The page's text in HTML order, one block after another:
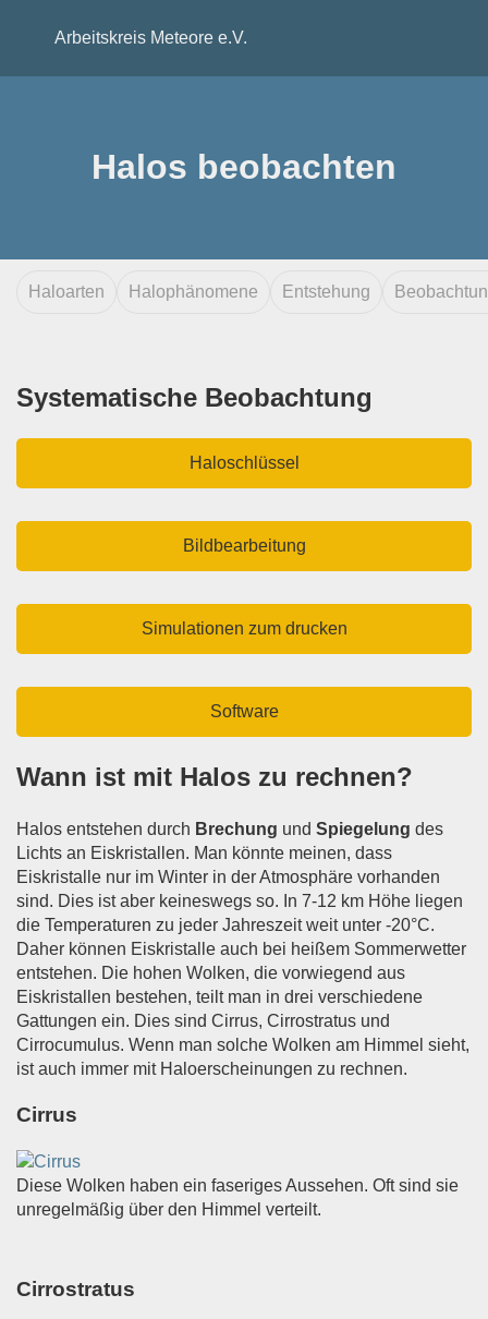
Arbeitskreis Meteore e.V.
Halos beobachten
Haloarten Halophänomene Entstehung
Systematische Beobachtung
Haloschlüssel
Bildbearbeitung
Simulationen zum drucken
Software
Wann ist mit Halos zu rechnen?
Halos entstehen durch Brechung und Spiegelung des
Lichts an Eiskristallen. Man könnte meinen, dass
Eiskristalle nur im Winter in der Atmosphäre vorhanden
sind. Dies ist aber keineswegs so. In 7-12 km Höhe liegen
die Temperaturen zu jeder Jahreszeit weit unter -20°C.
Daher können Eiskristalle auch bei heißem Sommerwetter
entstehen. Die hohen Wolken, die vorwiegend aus
Eiskristallen bestehen, teilt man in drei verschiedene
Gattungen ein. Dies sind Cirrus, Cirrostratus und
Cirrocumulus. Wenn man solche Wolken am Himmel sieht,
ist auch immer mit Haloerscheinungen zu rechnen.
Cirrus
Diese Wolken haben ein faseriges Aussehen. Oft sind sie
unregelmäßig über den Himmel verteilt.
Cirrostratus